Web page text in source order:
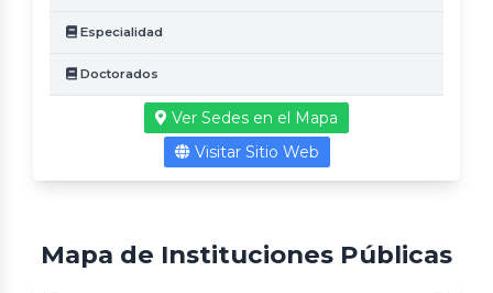
Especialidad
Doctorados
Ver Sedes en el Mapa
Visitar Sitio Web
Mapa de Instituciones Públicas